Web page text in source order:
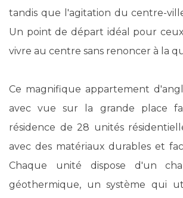
tandis que l'agitation du centre-
Un point de départ idéal pour
vivre au centre sans renoncer à la
Ce magnifique appartement
avec vue sur la grande place
résidence de 28 unités
avec des matériaux durables et
Chaque unité dispose d'un
géothermique, un système qui